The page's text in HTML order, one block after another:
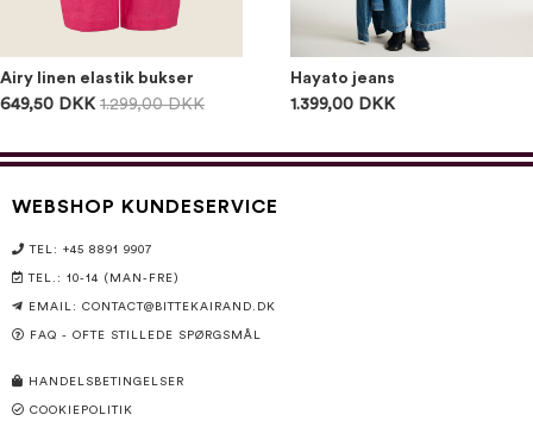
Airy linen elastik bukser
649,50 DKK 1.299,00 DKK
Hayato jeans
1.399,00 DKK
WEBSHOP KUNDESERVICE
TEL: +45 8891 9907
TEL.: 10-14 (MAN-FRE)
EMAIL: CONTACT@BITTEKAIRAND.DK
FAQ - OFTE STILLEDE SPØRGSMÅL
HANDELSBETINGELSER
COOKIEPOLITIK